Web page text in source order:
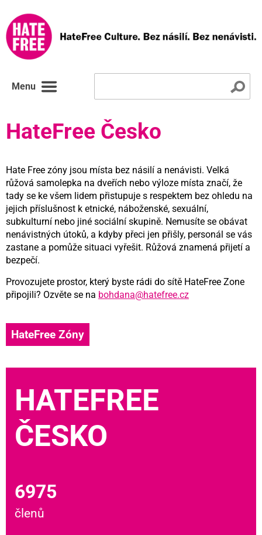
Menu
HateFree Česko
Hate Free zóny jsou místa bez násilí a nenávisti. Velká
růžová samolepka na dveřích nebo výloze místa značí, že
tady se ke všem lidem přistupuje s respektem bez ohledu na
jejich příslušnost k etnické, náboženské, sexuální,
subkulturní nebo jiné sociální skupině. Nemusíte se obávat
nenávistných útoků, a kdyby přeci jen přišly, personál se vás
zastane a pomůže situaci vyřešit. Růžová znamená přijetí a
bezpečí.
Provozujete prostor, který byste rádi do sítě HateFree Zone
připojili? Ozvěte se na bohdana@hatefree.cz
HateFree Zóny
HATEFREE
ČESKO
6975
členů